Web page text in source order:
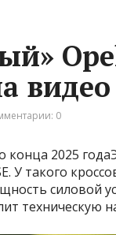
видео
0
конца 2025
У такого
силовой
техническую